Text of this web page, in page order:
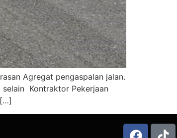
Agregat pengaspalan jalan.
selain Kontraktor Pekerjaan